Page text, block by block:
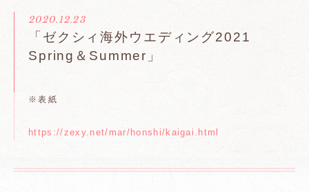
2020.12.23
「ゼクシィ海外ウエディング2021
Spring＆Summer」
※表紙
https://zexy.net/mar/honshi/kaigai.html